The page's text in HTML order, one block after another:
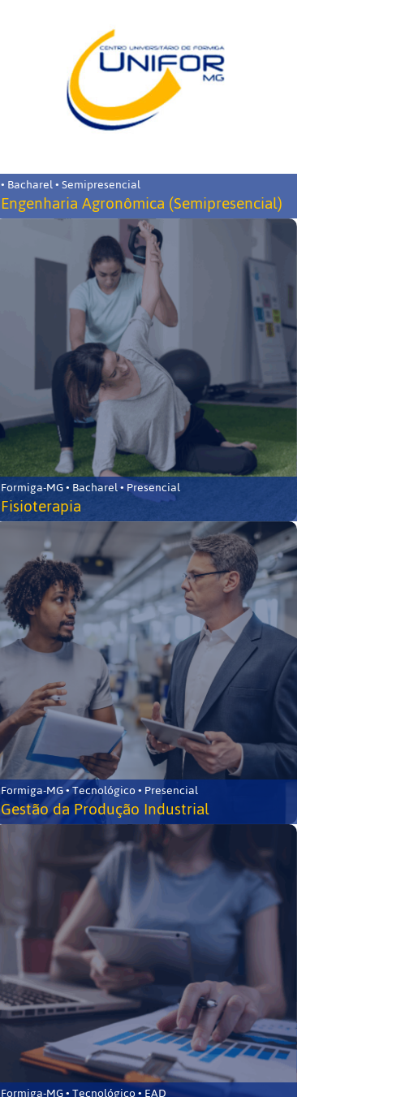
• Bacharel • Semipresencial
Engenharia Agronômica (Semipresencial)
Formiga-MG • Bacharel • Presencial
Fisioterapia
Formiga-MG • Tecnológico • Presencial
Gestão da Produção Industrial